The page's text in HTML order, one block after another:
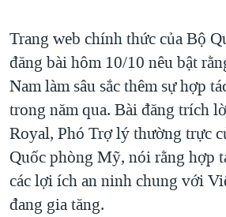
CÁC GIÁ TRỊ CỘNG HÒA Ở VIỆT
THƯỢNG ĐỈNH TRUMP-KIM TẠI
TRỊNH VĨNH BÌNH VS. CHÍNH PHỦ
NGƯ DÂN VIỆT VÀ LÀN SÓNG TRỘM
BÊN KIA QUỐC LỘ: TIẾNG VỌNG TỪ
QUAN HỆ VIỆT MỸ
Trang web chính thức của Bộ
đăng bài hôm 10/10 nêu bật
Nam làm sâu sắc thêm sự hợp
trong năm qua. Bài đăng trích
Royal, Phó Trợ lý thường trực
Quốc phòng Mỹ, nói rằng hợp
các lợi ích an ninh chung với
đang gia tăng.